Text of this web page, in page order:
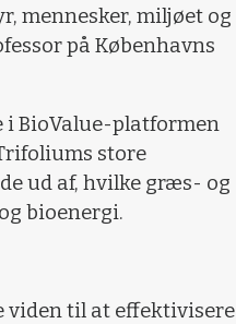
mennesker, miljøet og
på Københavns
i BioValue-platformen
store
ud af, hvilke græs- og
bioenergi.
viden til at effektivisere